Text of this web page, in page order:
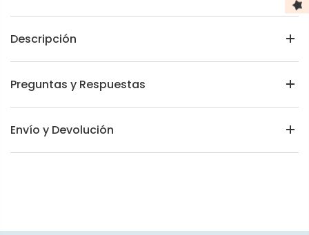
Descripción
Preguntas y Respuestas
Envío y Devolución